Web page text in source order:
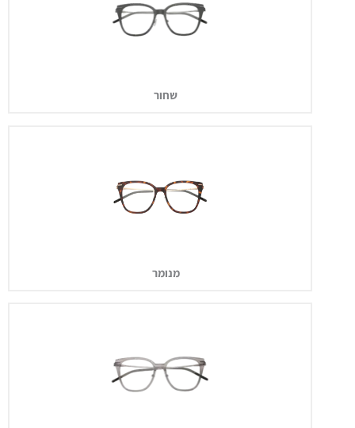
שחור
מנומר